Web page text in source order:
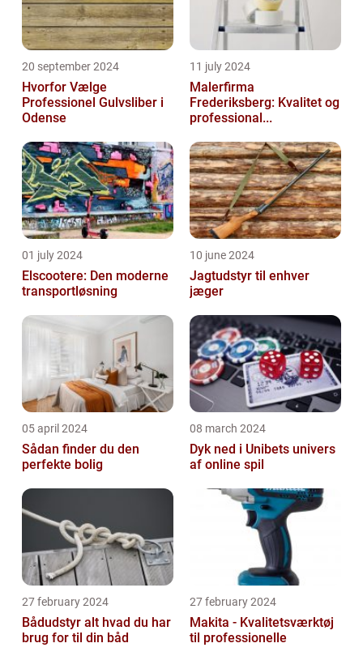
20 september 2024
Hvorfor Vælge
Professionel Gulvsliber i
Odense
11 july 2024
Malerfirma
Frederiksberg: Kvalitet og
professional...
01 july 2024
Elscootere: Den moderne
transportløsning
10 june 2024
Jagtudstyr til enhver
jæger
05 april 2024
Sådan finder du den
perfekte bolig
08 march 2024
Dyk ned i Unibets univers
af online spil
27 february 2024
Bådudstyr alt hvad du har
brug for til din båd
27 february 2024
Makita - Kvalitetsværktøj
til professionelle